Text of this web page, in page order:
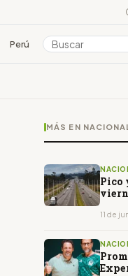
Perú Colombia
MÁS EN
Pico
11 de